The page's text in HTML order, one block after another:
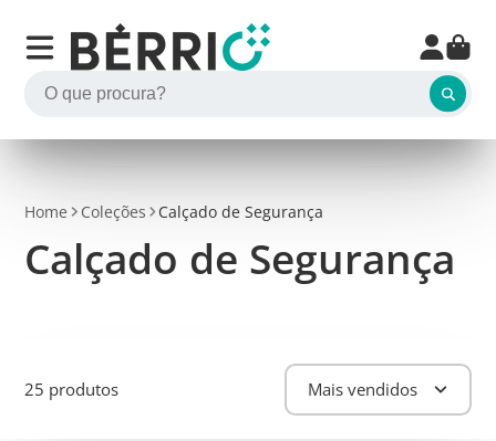
Home Coleções Calçado de Segurança
Calçado de Segurança
25 produtos Mais vendidos